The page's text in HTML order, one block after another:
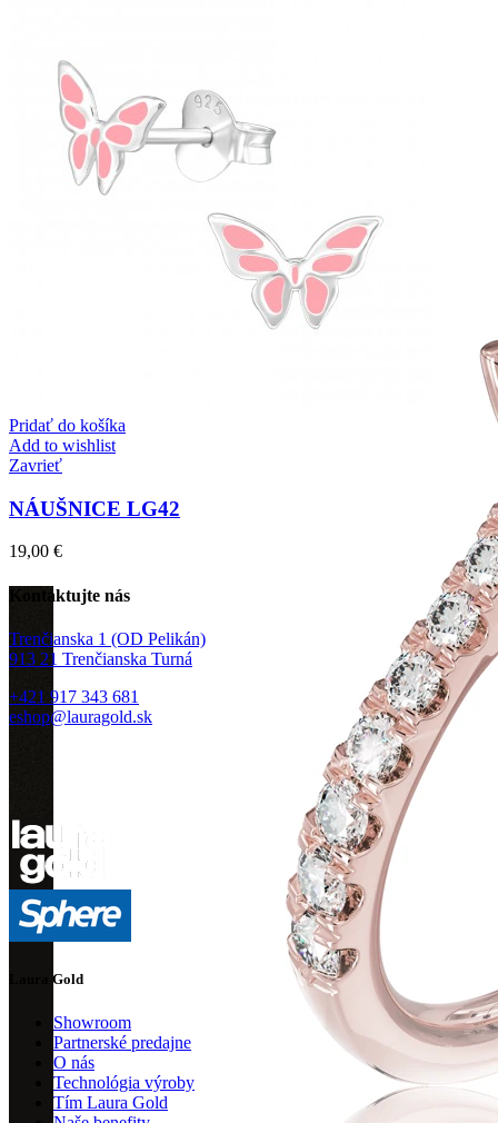
Elegant Night
Zásnubné prstne z kolekcie Elegant Night.
Pridať do košíka
Add to wishlist
Zavrieť
NÁUŠNICE LG42
19,00 €
Kontaktujte nás
Trenčianska 1 (OD Pelikán)
913 21 Trenčianska Turná
+421 917 343 681
eshop@lauragold.sk
Laura Gold
Showroom
Partnerské predajne
O nás
Technológia výroby
Tím Laura Gold